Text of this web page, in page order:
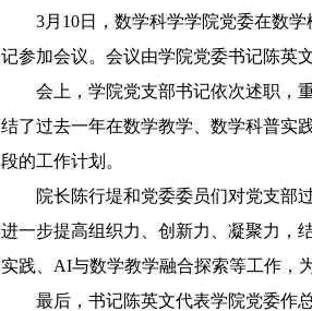
3月10日，数学科学学院党委在数
记参加会议。会议由学院党委书记陈英文
会上，学院党支部书记依次述职，
结了过去一年在数学教学、数学科普实
段的工作计划。
院长陈行堤和党委委员们对党支部
进一步提高组织力、创新力、凝聚力，
实践、AI与数学教学融合探索等工作，
最后，书记陈英文代表学院党委作